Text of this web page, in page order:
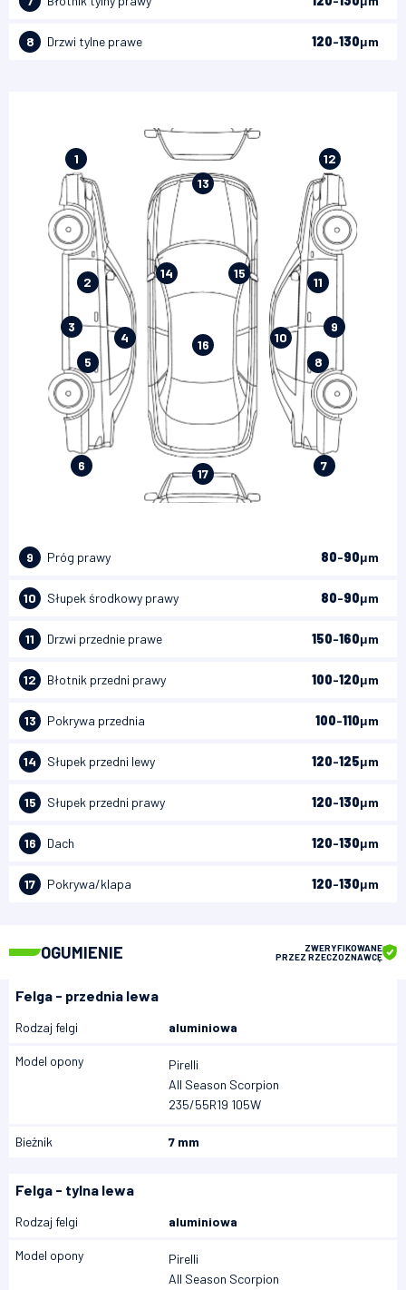
8 Drzwi tylne prawe 120-130μm
1
2
3
4
5
6 7
8
9
10
11
12
13
14 15
16
17
9 Próg prawy 80-90μm
10 Słupek środkowy prawy 80-90μm
11 Drzwi przednie prawe 150-160μm
12 Błotnik przedni prawy 100-120μm
13 Pokrywa przednia 100-110μm
14 Słupek przedni lewy 120-125μm
15 Słupek przedni prawy 120-130μm
16 Dach 120-130μm
17 Pokrywa/klapa 120-130μm
OGUMIENIE
ZWERYFIKOWANE
PRZEZ RZECZOZNAWCĘ
Felga - przednia lewa
Rodzaj felgi aluminiowa
Model opony
Pirelli
All Season Scorpion
235/55R19 105W
Bieżnik 7 mm
Felga - tylna lewa
Rodzaj felgi aluminiowa
Model opony
Pirelli
All Season Scorpion